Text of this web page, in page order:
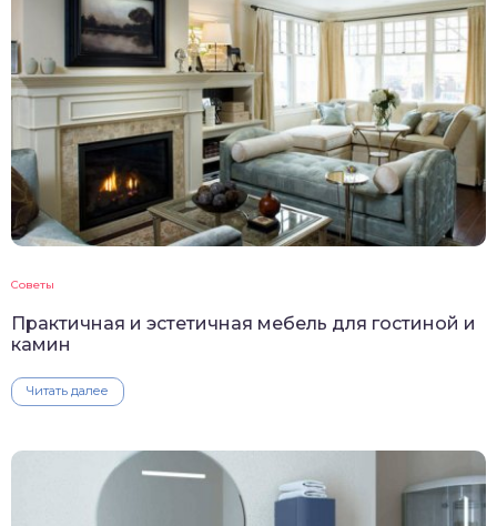
Советы
Практичная и эстетичная мебель для гостиной и
камин
Читать далее